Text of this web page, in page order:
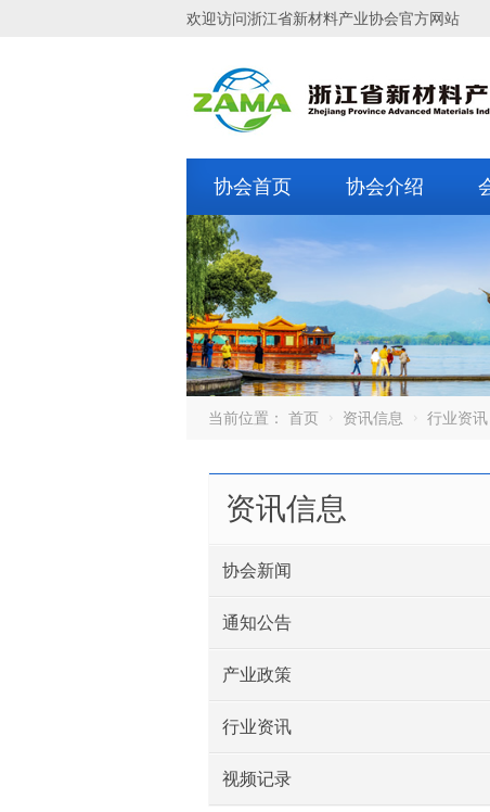
欢迎访问浙江省新材料产业协会官方网站
协会首页 协会介绍
当前位置： 首页 资讯信息 行业资讯
资讯信息
协会新闻
通知公告
产业政策
行业资讯
视频记录